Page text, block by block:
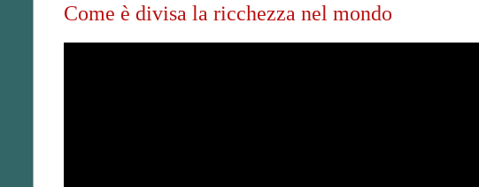
Come è divisa la ricchezza nel mondo